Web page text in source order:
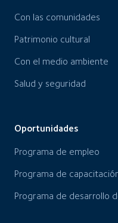
Con las comunidades
Patrimonio cultural
Con el medio ambiente
Salud y seguridad
Oportunidades
Programa de empleo
Programa de
Programa de desarrollo